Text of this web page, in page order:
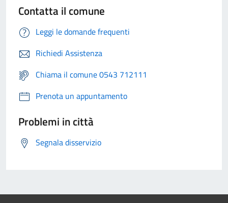
Contatta il comune
Leggi le domande frequenti
Richiedi Assistenza
Chiama il comune 0543 712111
Prenota un appuntamento
Problemi in città
Segnala disservizio